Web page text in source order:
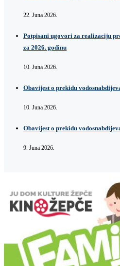
22. Juna 2026.
Potpisani ugovori za realizaciju
za 2026. godinu
10. Juna 2026.
Obavijest o prekidu
10. Juna 2026.
Obavijest o prekidu
9. Juna 2026.